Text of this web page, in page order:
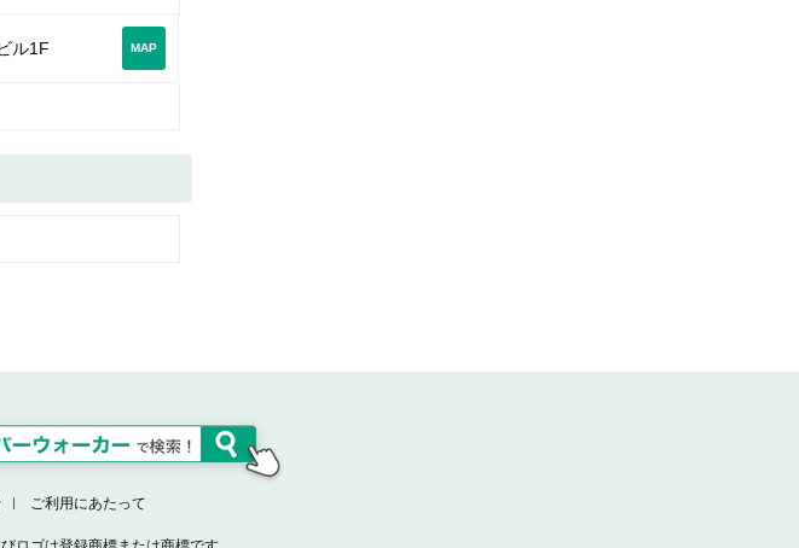
ル1F MAP
ご利用にあたって